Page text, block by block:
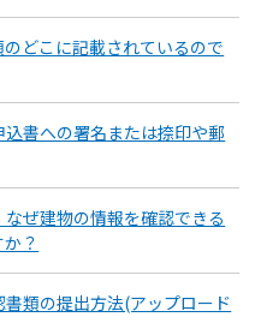
どこに記載されているので
書への署名または捺印や郵
ぜ建物の情報を確認できる
？
類の提出方法(アップロード